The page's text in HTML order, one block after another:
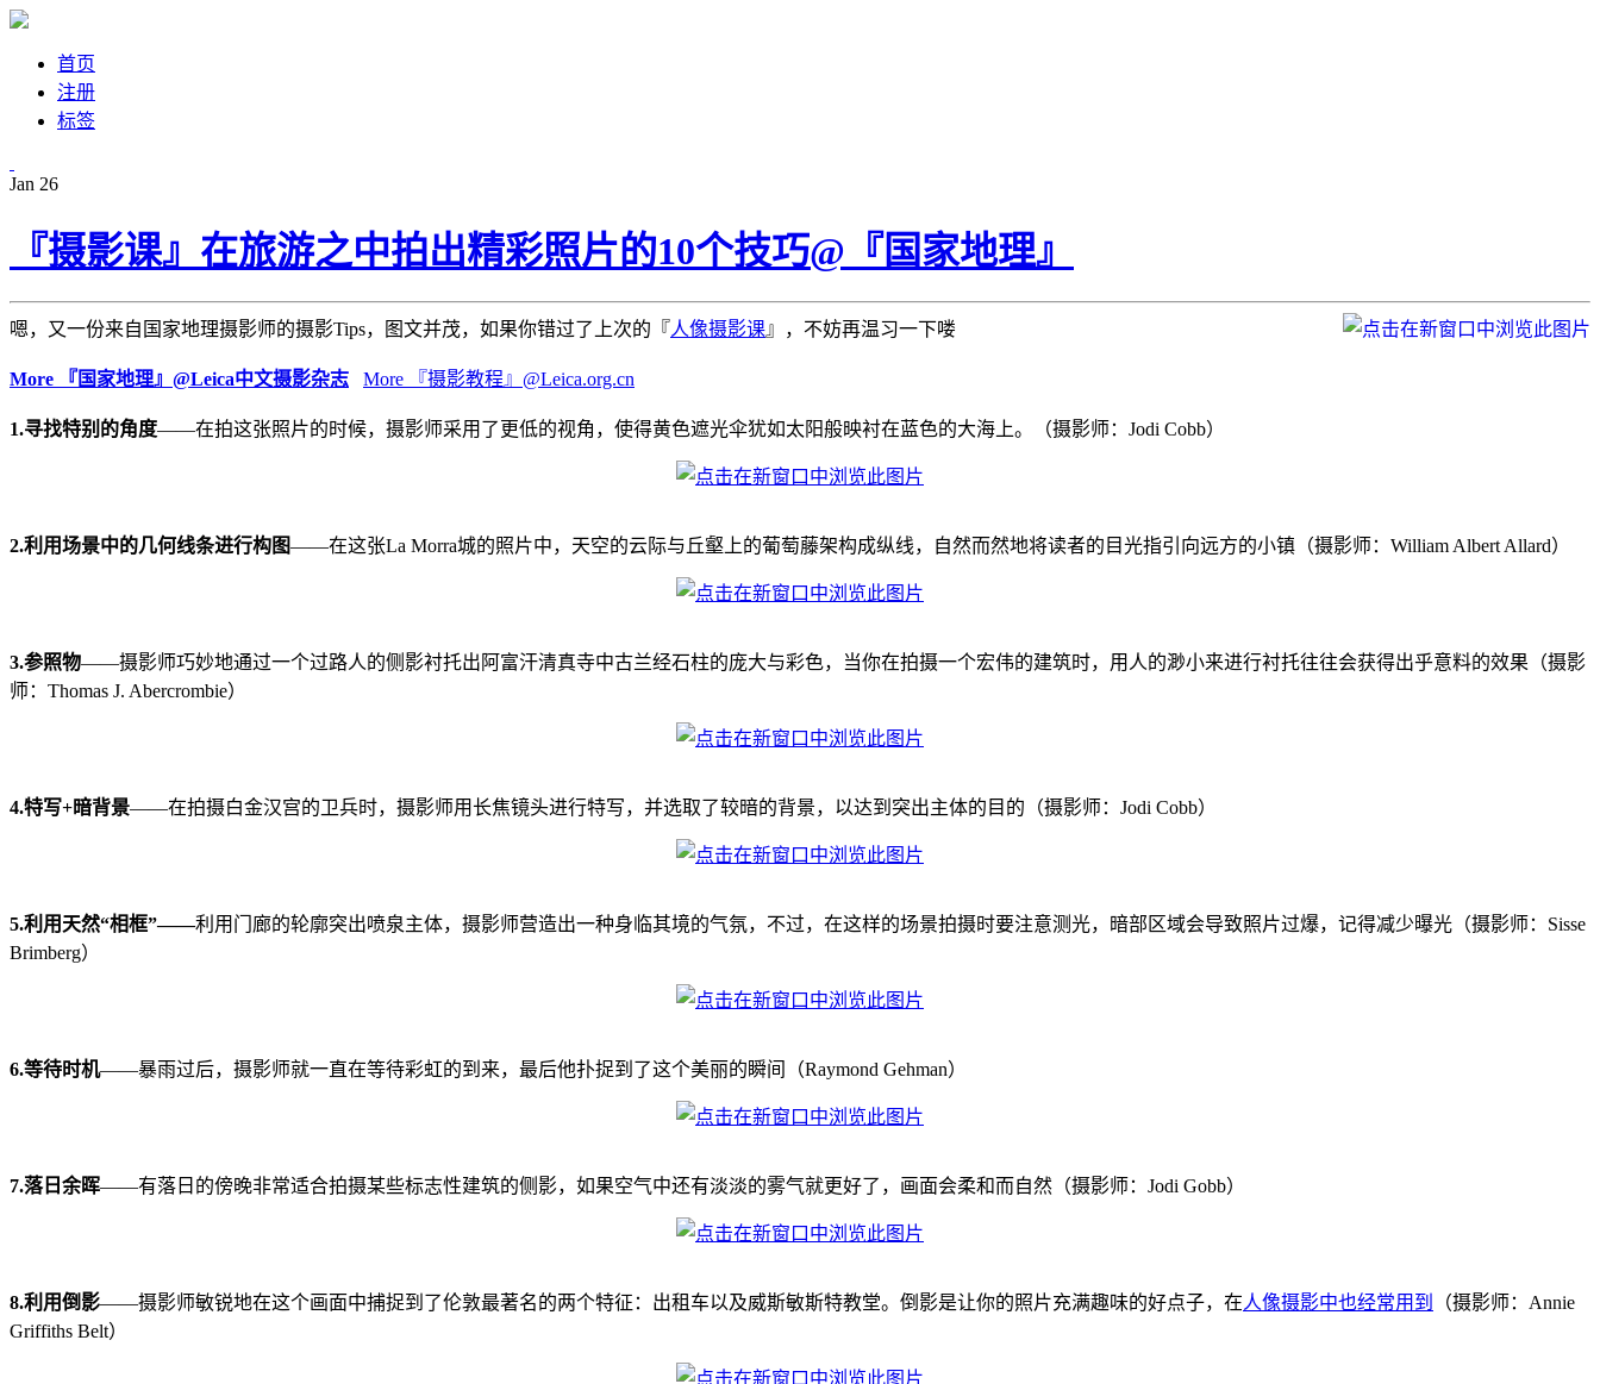
首页
注册
标签
Jan 26
『摄影课』在旅游之中拍出精彩照片的10个技巧@『国家地理』
嗯，又一份来自国家地理摄影师的摄影Tips，图文并茂，如果你错过了上次的『人像摄影课』，不妨再温习一下喽
More 『国家地理』@Leica中文摄影杂志 More 『摄影教程』@Leica.org.cn
1.寻找特别的角度——在拍这张照片的时候，摄影师采用了更低的视角，使得黄色遮光伞犹如太阳般映衬在蓝色的大海上。（摄影师：Jodi Cobb）
2.利用场景中的几何线条进行构图——在这张La Morra城的照片中，天空的云际与丘壑上的葡萄藤架构成纵线，自然而然地将读者的目光指引向远方的小镇（摄影师：William Albert Allard）
3.参照物——摄影师巧妙地通过一个过路人的侧影衬托出阿富汗清真寺中古兰经石柱的庞大与彩色，当你在拍摄一个宏伟的建筑时，用人的渺小来进行衬托往往会获得出乎意料的效果（摄影
师：Thomas J. Abercrombie）
4.特写+暗背景——在拍摄白金汉宫的卫兵时，摄影师用长焦镜头进行特写，并选取了较暗的背景，以达到突出主体的目的（摄影师：Jodi Cobb）
5.利用天然“相框”——利用门廊的轮廓突出喷泉主体，摄影师营造出一种身临其境的气氛，不过，在这样的场景拍摄时要注意测光，暗部区域会导致照片过爆，记得减少曝光（摄影师：Sisse
Brimberg）
6.等待时机——暴雨过后，摄影师就一直在等待彩虹的到来，最后他扑捉到了这个美丽的瞬间（Raymond Gehman）
7.落日余晖——有落日的傍晚非常适合拍摄某些标志性建筑的侧影，如果空气中还有淡淡的雾气就更好了，画面会柔和而自然（摄影师：Jodi Gobb）
8.利用倒影——摄影师敏锐地在这个画面中捕捉到了伦敦最著名的两个特征：出租车以及威斯敏斯特教堂。倒影是让你的照片充满趣味的好点子，在人像摄影中也经常用到
（摄影师：Annie
Griffiths Belt）